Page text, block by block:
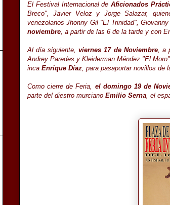
El Festival Internacional deAficionados
Breco", Javier Veloz y Jorge Salazar,
venezolanos Jhonny Gil "El Trinidad",
noviembre, a partir de las 6 de la tarde y con
Al día siguiente,viernes 17 de Noviembre, a
Andrey Paredes y Kleiderman Méndez "El
inca Enrique Díaz, para pasaportar novillos de
Como cierre de Feria, el domingo 19 de
parte del diestro murciano Emilio Serna, el